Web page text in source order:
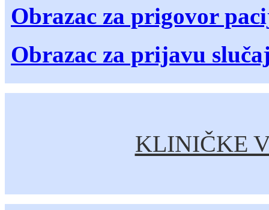
Obrazac za prigovor
Obrazac za prijavu
KLINIČKE